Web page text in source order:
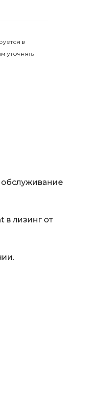
в
уточнять
обслуживание
в лизинг от